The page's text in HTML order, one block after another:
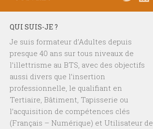
QUI SUIS-JE ?
Je suis formateur d’Adultes depuis
presque 40 ans sur tous niveaux de
l’illettrisme au BTS, avec des objectifs
aussi divers que l’insertion
professionnelle, le qualifiant en
Tertiaire, Bâtiment, Tapisserie ou
l’acquisition de compétences clés
(Français – Numérique) et Utilisateur de